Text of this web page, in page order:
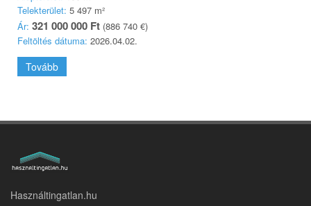
Telekterület: 5 497 m²
Ár: 321 000 000 Ft (886 740 €)
Feltöltés dátuma: 2026.04.02.
Tovább
Használtingatlan.hu